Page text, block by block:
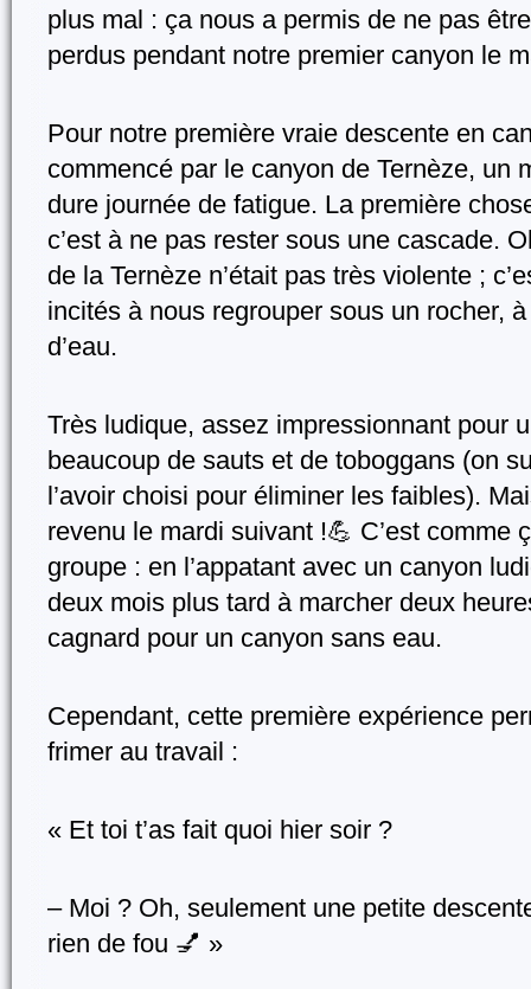
plus mal : ça nous a permis de ne pas
perdus pendant notre premier canyon le
Pour notre première vraie descente en
commencé par le canyon de Ternèze, un
dure journée de fatigue. La première
c’est à ne pas rester sous une cascade.
de la Ternèze n’était pas très violente ;
incités à nous regrouper sous un rocher,
d’eau.
Très ludique, assez impressionnant pour
beaucoup de sauts et de toboggans (on
l’avoir choisi pour éliminer les faibles).
revenu le mardi suivant !💪 C’est comme
groupe : en l’appatant avec un canyon
deux mois plus tard à marcher deux
cagnard pour un canyon sans eau.
Cependant, cette première expérience
frimer au travail :
« Et toi t’as fait quoi hier soir ?
– Moi ? Oh, seulement une petite
rien de fou 💅 »